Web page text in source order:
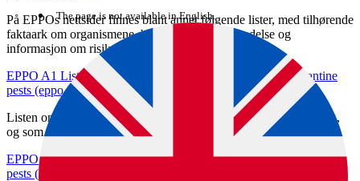
The page is not available in English.
På EPPOs nettsider finnes blant annet følgende lister, med tilhørende
faktaark om organismene, bilder, kart over utbredelse og
informasjon om risikoanalyser:
EPPO A1 List of pests recommended for regulation as quarantine
pests (eppo.int)
Listen omfatter planteskadegjørere som ikke er etablert i regionen,
og som EPPO anbefaler regulert som karanteneskadegjørere.
EPPO A2 List of pests recommended for regulation as quarantine
pests (eppo.int)